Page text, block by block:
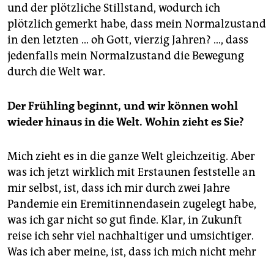
und der plötzliche Stillstand, wodurch ich
plötzlich gemerkt habe, dass mein Normalzustand
in den letzten … oh Gott, vierzig Jahren? …, dass
jedenfalls mein Normalzustand die Bewegung
durch die Welt war.
Der Frühling beginnt, und wir können wohl
wieder hinaus in die Welt. Wohin zieht es Sie?
Mich zieht es in die ganze Welt gleichzeitig. Aber
was ich jetzt wirklich mit Erstaunen feststelle an
mir selbst, ist, dass ich mir durch zwei Jahre
Pandemie ein Eremitinnendasein zugelegt habe,
was ich gar nicht so gut finde. Klar, in Zukunft
reise ich sehr viel nachhaltiger und umsichtiger.
Was ich aber meine, ist, dass ich mich nicht mehr